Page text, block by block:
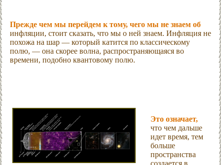
Прежде чем мы перейдем к тому, чего мы не знаем об
инфляции, стоит сказать, что мы о ней знаем. Инфляция не
похожа на шар — который катится по классическому
полю, — она скорее волна, распространяющаяся во
времени, подобно квантовому полю.
Это означает,
что чем дальше
идет время, тем
больше
пространства